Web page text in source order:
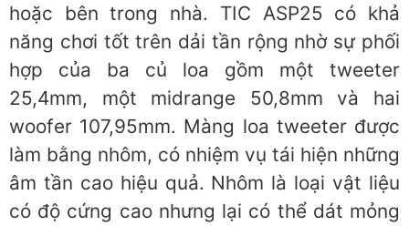
hoặc bên trong nhà. TIC ASP25 có khả
năng chơi tốt trên dải tần rộng nhờ sự phối
hợp của ba củ loa gồm một tweeter
25,4mm, một midrange 50,8mm và hai
woofer 107,95mm. Màng loa tweeter được
làm bằng nhôm, có nhiệm vụ tái hiện những
âm tần cao hiệu quả. Nhôm là loại vật liệu
có độ cứng cao nhưng lại có thể dát mỏng